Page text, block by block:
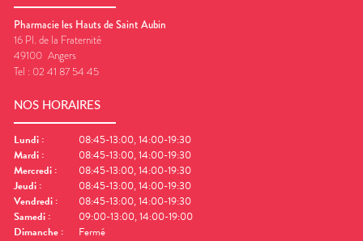
Pharmacie les Hauts de Saint Aubin
16 Pl. de la Fraternité
49100 Angers
Tel : 02 41 87 54 45
NOS HORAIRES
Lundi :
08:45-13:00, 14:00-19:30
Mardi :
08:45-13:00, 14:00-19:30
Mercredi :
08:45-13:00, 14:00-19:30
Jeudi :
08:45-13:00, 14:00-19:30
Vendredi :
08:45-13:00, 14:00-19:30
Samedi :
09:00-13:00, 14:00-19:00
Dimanche : Fermé